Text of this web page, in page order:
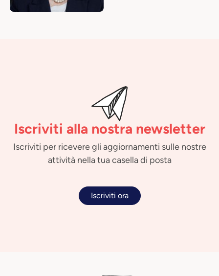
Iscriviti alla nostra newsletter
Iscriviti per ricevere gli aggiornamenti sulle nostre
attività nella tua casella di posta
Iscriviti ora